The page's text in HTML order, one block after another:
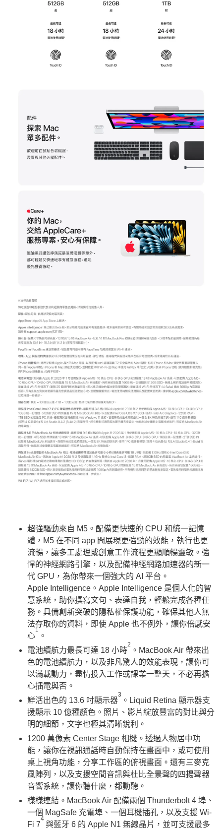
超強驅動來自 M5。配備更快速的 CPU 和統一記憶
體，M5 在不同 app 間展現更強勁的效能，執行也更
流暢，讓多工處理或創意工作流程更顯順暢靈敏。強
悍的神經網路引擎，以及配備神經網路加速器的新一
代 GPU，為你帶來一個強大的 AI 平台。
Apple Intelligence。Apple Intelligence 是個人化的智
慧系統，助你撰寫文句、表達自我，輕鬆完成各種任
務。具備創新突破的隱私權保護功能，確保其他人無
法存取你的資料，即使 Apple 也不例外，讓你倍感安
心
1
。
電池續航力最長可達 18 小時
2
。MacBook Air 帶來出
色的電池續航力，以及非凡驚人的效能表現，讓你可
以滿載動力，盡情投入工作或課業一整天，不必再擔
心插電與否。
鮮活出色的 13.6 吋顯示器
3
。Liquid Retina 顯示器支
援顯示 10 億種顏色。照片、影片綻放豐富的對比與分
明的細節，文字也極其清晰銳利。
1200 萬像素 Center Stage 相機。透過人物居中功
能，讓你在視訊通話時自動保持在畫面中，或可使用
桌上視角功能，分享工作區的俯視畫面。還有三麥克
風陣列，以及支援空間音訊與杜比全景聲的四揚聲器
音響系統，讓你聽什麼，都動聽。
樣樣連結。MacBook Air 配備兩個 Thunderbolt 4 埠、
一個 MagSafe 充電埠、一個耳機插孔，以及支援 Wi-
Fi 7
4
與藍牙 6 的 Apple N1 無線晶片，並可支援最多